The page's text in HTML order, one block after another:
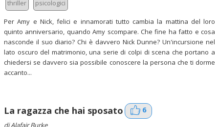
thriller psicologici
Per Amy e Nick, felici e innamorati tutto cambia la mattina del loro
quinto anniversario, quando Amy scompare. Che fine ha fatto e cosa
nasconde il suo diario? Chi è davvero Nick Dunne? Un'incursione nel
lato oscuro del matrimonio, una serie di colpi di scena che portano a
chiedersi se davvero sia possibile conoscere la persona che ti dorme
accanto...
La ragazza che hai sposato 6
diAlafair Burke